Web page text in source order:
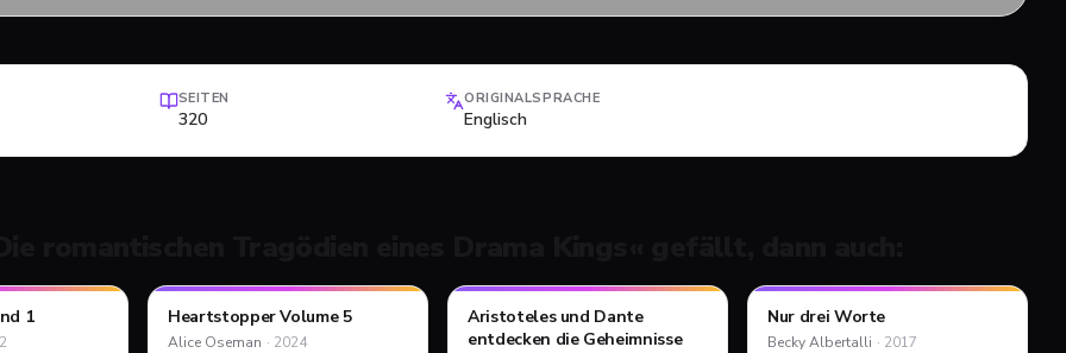
SEITEN
320
ORIGINALSPRACHE
Englisch
1 PFLICHT-TIPP
Heartstopper Volume 5
Alice Oseman · 2024
PFLICHT-TIPP
Aristoteles und Dante
entdecken die Geheimnisse
PFLICHT-TIPP
Nur drei Worte
Becky Albertalli · 2017